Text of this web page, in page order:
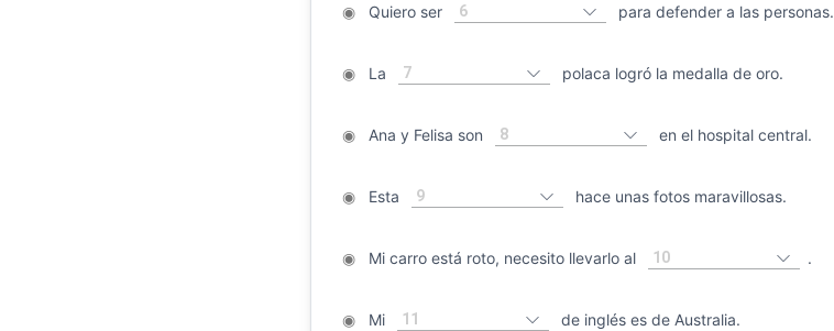
◉Quiero ser 6 para defender a las personas.
◉La 7 polaca logró la medalla de oro.
◉Ana y Felisa son 8 en el hospital central.
◉Esta 9 hace unas fotos maravillosas.
◉Mi carro está roto, necesito llevarlo al 10 .
◉Mi 11 de inglés es de Australia.